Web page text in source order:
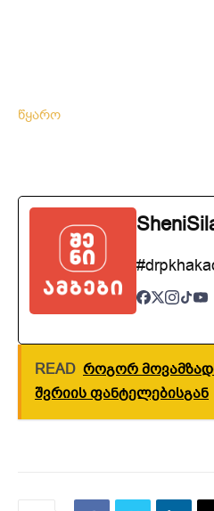
წყარო
READ როგორ
შვრიის ფანტელებისგან